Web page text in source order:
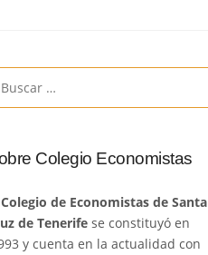
Colegio Economistas
Colegio de Economistas de Santa
de Tenerife se constituyó en
y cuenta en la actualidad con